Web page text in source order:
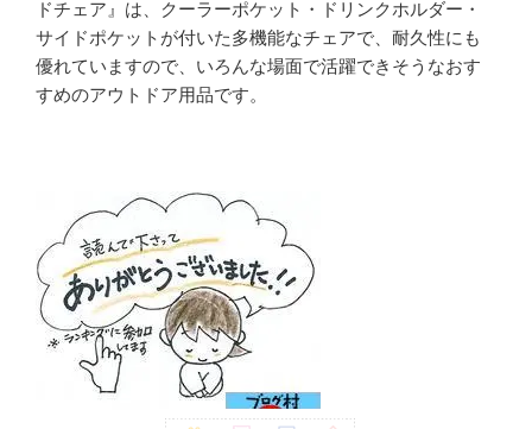
ドチェア』は、クーラーポケット・ドリンクホルダー・
サイドポケットが付いた多機能なチェアで、耐久性にも
優れていますので、いろんな場面で活躍できそうなおす
すめのアウトドア用品です。